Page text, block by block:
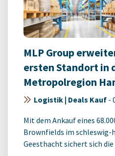
MLP Group
ersten Standort in
Metropolregion
Logistik | Deals Kauf -
Mit dem Ankauf eines
Brownfields im schleswig-
Geesthacht sichert sich die